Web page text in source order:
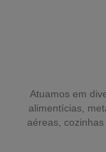
Sacos Plásticos para
Atuamos em
alimentícias,
aéreas,